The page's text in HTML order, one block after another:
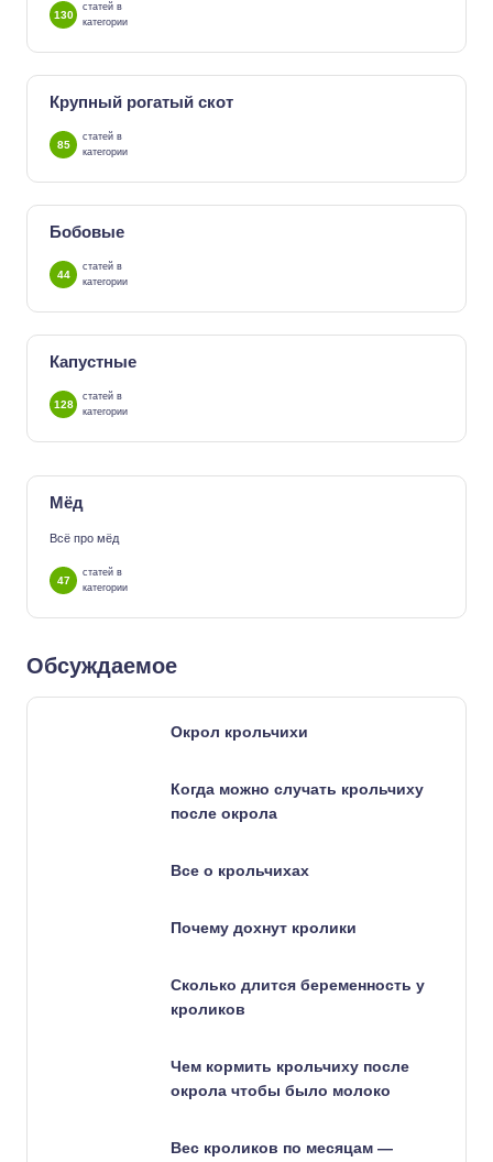
130
статей в
категории
Крупный рогатый скот
85
статей в
категории
Бобовые
44
статей в
категории
Капустные
128
статей в
категории
Мёд
Всё про мёд
47
статей в
категории
Обсуждаемое
Окрол крольчихи
Когда можно случать крольчиху
после окрола
Все о крольчихах
Почему дохнут кролики
Сколько длится беременность у
кроликов
Чем кормить крольчиху после
окрола чтобы было молоко
Вес кроликов по месяцам —